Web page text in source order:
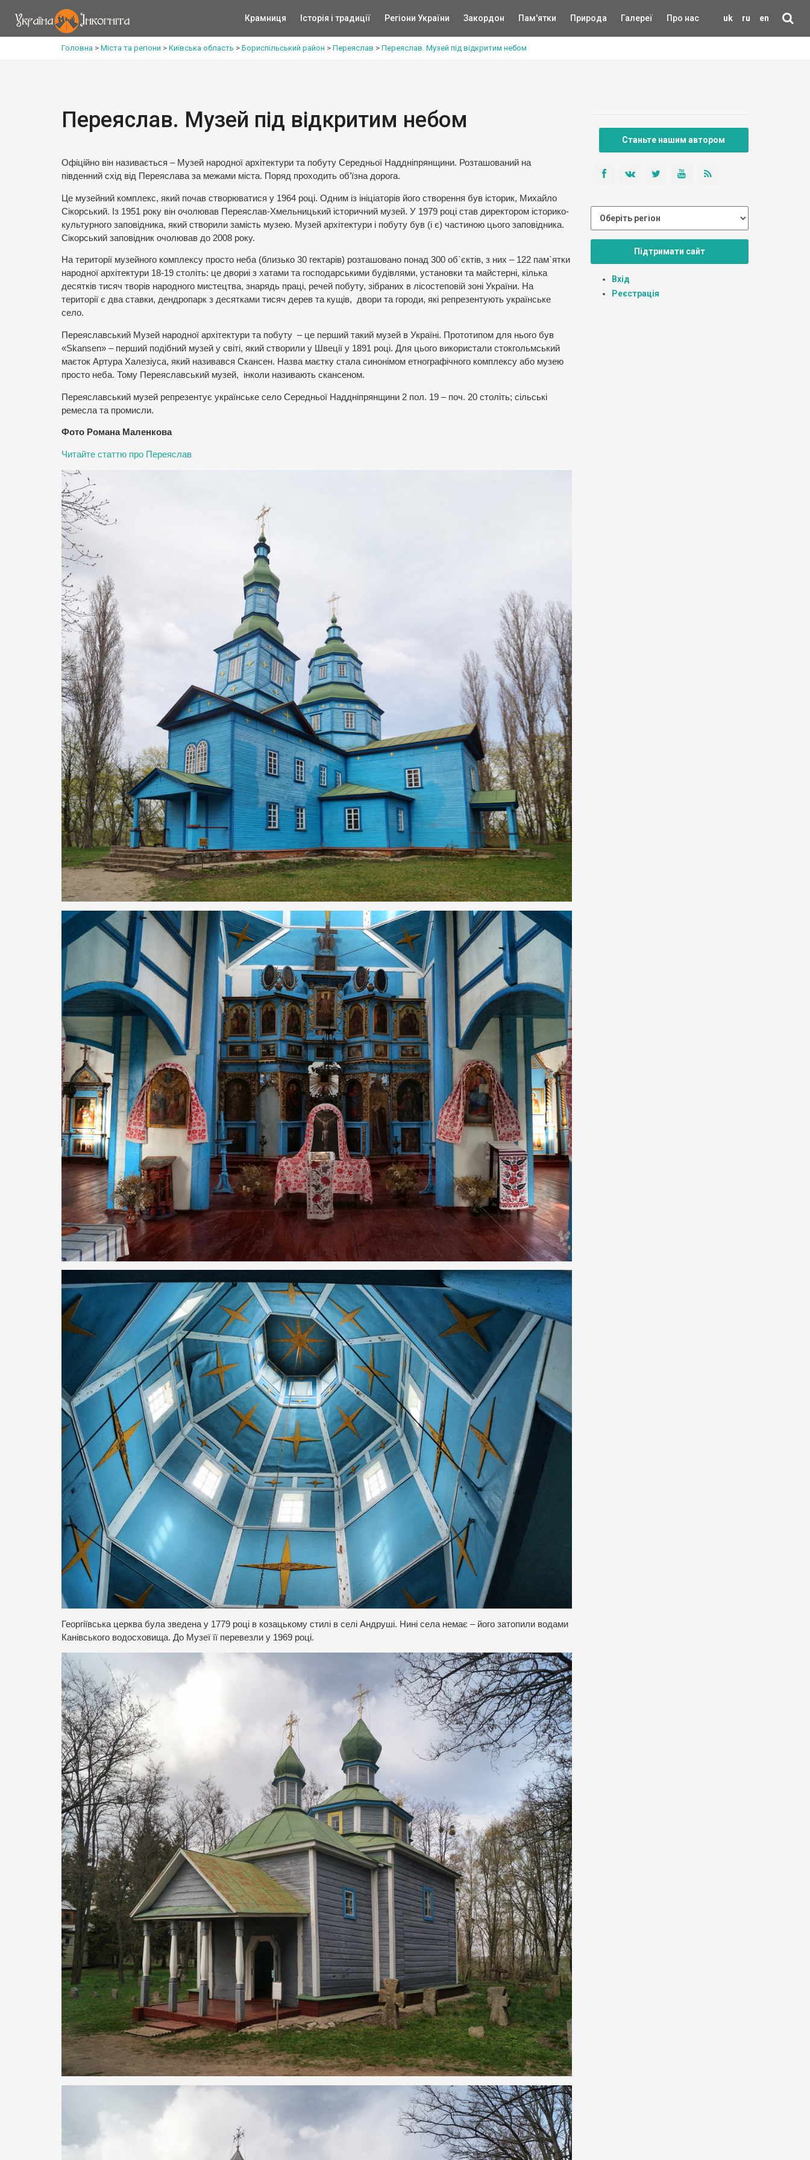
uk ru en
Крамниця Історія і традиції Регіони України Закордон Пам'ятки Природа Галереї Про нас
Головна > Міста та регіони > Київська область > Бориспільський район > Переяслав > Переяслав. Музей під відкритим небом
Переяслав. Музей під відкритим небом
Офіційно він називається – Музей народної архітектури та побуту Середньої Наддніпрянщини. Розташований на
південний схід від Переяслава за межами міста. Поряд проходить об’їзна дорога.
Це музейний комплекс, який почав створюватися у 1964 році. Одним із ініціаторів його створення був історик, Михайло
Сікорський. Із 1951 року він очолював Переяслав-Хмельницький історичний музей. У 1979 році став директором історико-
культурного заповідника, який створили замість музею. Музей архітектури і побуту був (і є) частиною цього заповідника.
Сікорський заповідник очолював до 2008 року.
На території музейного комплексу просто неба (близько 30 гектарів) розташовано понад 300 об`єктів, з них – 122 пам`ятки
народної архітектури 18-19 століть: це двориі з хатами та господарськими будівлями, установки та майстерні, кілька
десятків тисяч творів народного мистецтва, знарядь праці, речей побуту, зібраних в лісостеповій зоні України. На
території є два ставки, дендропарк з десятками тисяч дерев та кущів, двори та городи, які репрезентують українське
село.
Переяславський Музей народної архітектури та побуту – це перший такий музей в Україні. Прототипом для нього був
«Skansen» – перший подібний музей у світі, який створили у Швеції у 1891 році. Для цього використали стокгольмський
маєток Артура Халезіуса, який називався Скансен. Назва маєтку стала синонімом етнографічного комплексу або музею
просто неба. Тому Переяславський музей, інколи називають скансеном.
Переяславський музей репрезентує українське село Середньої Наддніпрянщини 2 пол. 19 – поч. 20 століть; сільські
ремесла та промисли.
Фото Романа Маленкова
Читайте статтю про Переяслав
Георгіївська церква була зведена у 1779 році в козацькому стилі в селі Андруші. Нині села немає – його затопили водами
Канівського водосховища. До Музеї її перевезли у 1969 році.
Станьте нашим автором
Підтримати сайт
Вхід
Реєстрація